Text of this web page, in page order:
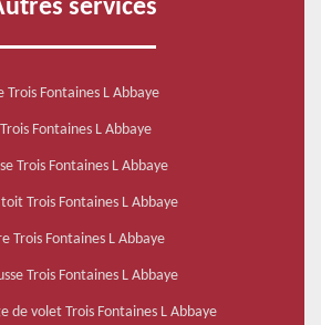
services
Fontaines L Abbaye
Fontaines L Abbaye
Trois Fontaines L Abbaye
Trois Fontaines L Abbaye
Trois Fontaines L Abbaye
Trois Fontaines L Abbaye
de volet Trois Fontaines L Abbaye